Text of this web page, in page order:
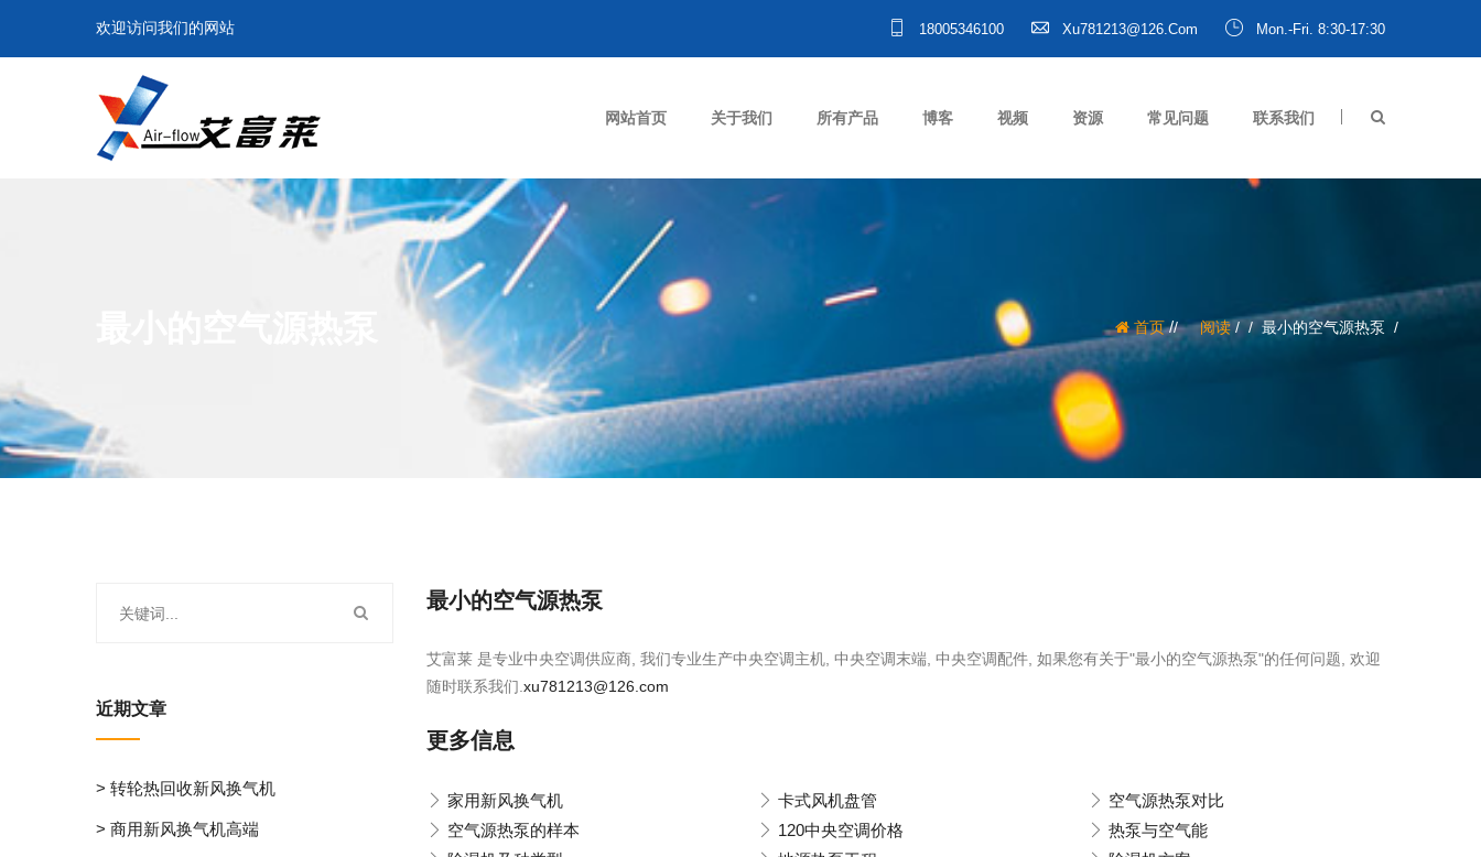
欢迎访问我们的网站 18005346100 Xu781213@126.com Mon.-Fri. 8:30-17:30
网站首页 关于我们 所有产品 博客 视频 资源 常见问题 联系我们
首页/ 阅读/ 最小的空气源热泵
最小的空气源热泵
艾富莱 是专业中央空调供应商, 我们专业生产中央空调主机, 中央空调末端, 中央空调配件, 如果您有关于"最小的空气源热泵"的任何问题, 欢迎
随时联系我们. xu781213@126.com
更多信息
家用新风换气机 卡式风机盘管
空气源热泵对比
空气源热泵的样本
120中央空调价格
热泵与空气能
近期文章
> 转轮热回收新风换气机
> 商用新风换气机高端